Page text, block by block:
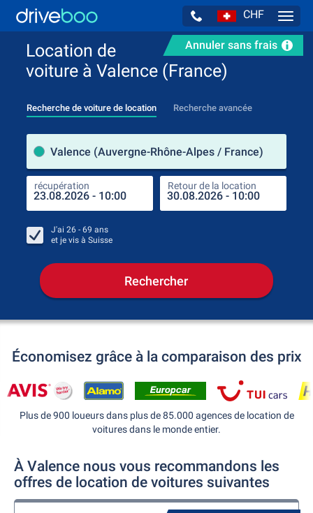
CHF
Annuler sans frais
Location de
voiture à Valence (France)
Recherche de voiture de location Recherche avancée
Valence (Auvergne-Rhône-Alpes / France)
récupération Retour de la location
J'ai 26 - 69 ans
et je vis à Suisse
Rechercher
Économisez grâce à la comparaison des prix
Plus de 900 loueurs dans plus de 85.000 agences de location de
voitures dans le monde entier.
À Valence nous vous recommandons les
offres de location de voitures suivantes